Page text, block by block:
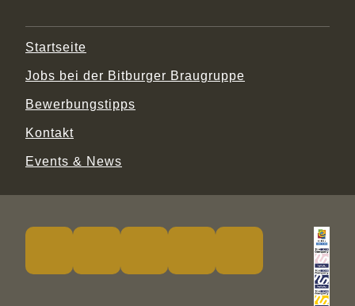
Startseite
Jobs bei der Bitburger Braugruppe
Bewerbungstipps
Kontakt
Events & News